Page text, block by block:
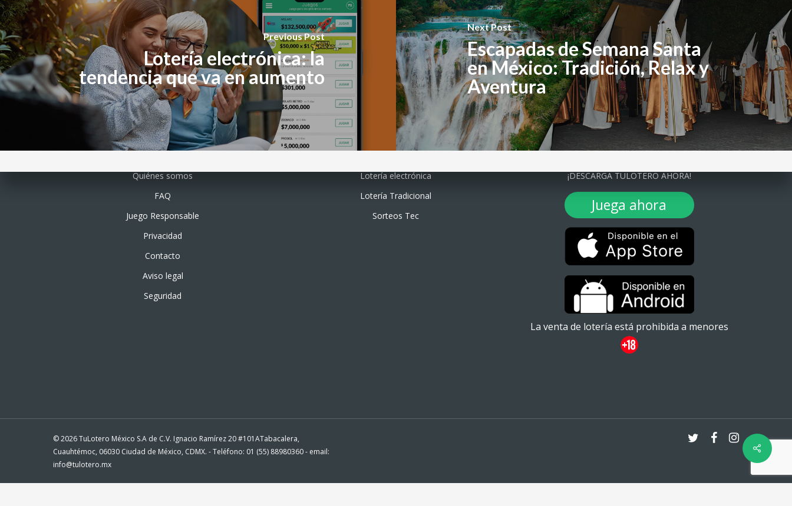
Previous Post
Lotería electrónica: la
tendencia que va en aumento
Next Post
Escapadas de Semana Santa
en México: Tradición, Relax y
Aventura
Quiénes somos
FAQ
Juego Responsable
Privacidad
Contacto
Aviso legal
Seguridad
Lotería electrónica
Lotería Tradicional
Sorteos Tec
¡DESCARGA TULOTERO AHORA!
Juega ahora
La venta de lotería está prohibida a menores
© 2026 TuLotero México S.A de C.V. Ignacio Ramírez 20 #101ATabacalera,
Cuauhtémoc, 06030 Ciudad de México, CDMX. - Teléfono: 01 (55) 88980360 - email:
info@tulotero.mx
twitter facebookinstagram